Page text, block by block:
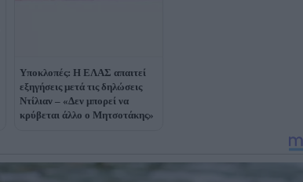
Υποκλοπές: Η ΕΛΑΣ απαιτεί
εξηγήσεις μετά τις δηλώσεις
Ντίλιαν – «Δεν μπορεί να
κρύβεται άλλο ο Μητσοτάκης»